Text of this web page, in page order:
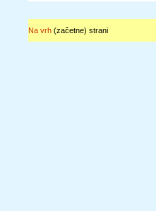
Na vrh(začetne) strani